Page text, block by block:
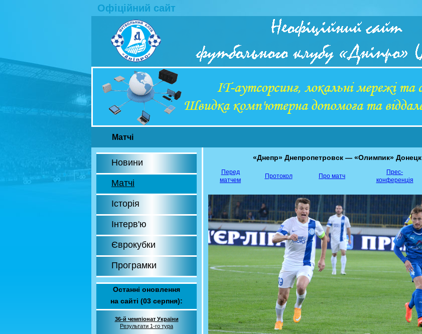
Офіційний сайт
Матчі
Новини
Матчі
Історія
Інтерв'ю
Єврокубки
Програмки
Останні оновлення
на сайті (03 серпня):
36-й чемпіонат України
Результати 1-го тура
«Днепр» Днепропетровск — «Олимпик» Донецк
Перед
матчем
Протокол Про матч
Прес-
конференція